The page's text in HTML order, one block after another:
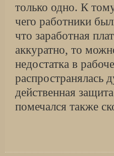
только одно. К
чего работники
что заработная
аккуратно, то
недостатка в
распространялась
действенная
помечался также